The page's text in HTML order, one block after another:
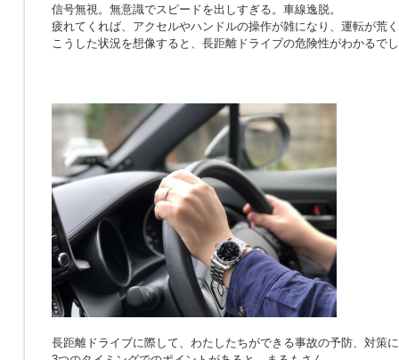
信号無視。無意識でスピードを出しすぎる。車線逸脱。
疲れてくれば、アクセルやハンドルの操作が雑になり、運転が荒
こうした状況を想像すると、長距離ドライブの危険性がわかるで
長距離ドライブに際して、わたしたちができる事故の予防、対策